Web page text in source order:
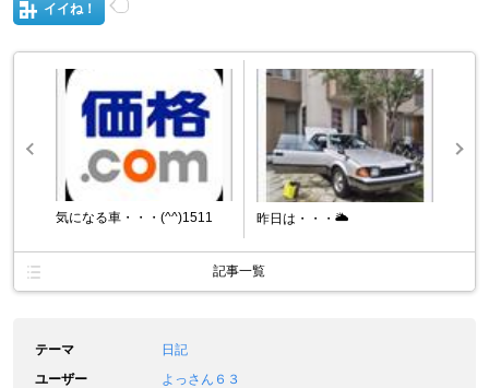
イイね！
気になる車・・・(^^)1511 昨日は・・・🌥️
記事一覧
テーマ
日記
ユーザー
よっさん６３